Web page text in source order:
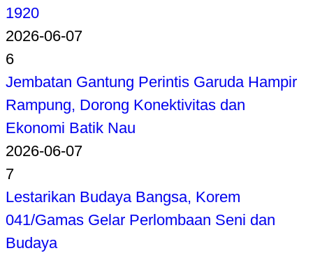
1920
2026-06-07
6
Jembatan Gantung Perintis Garuda Hampir
Rampung, Dorong Konektivitas dan
Ekonomi Batik Nau
2026-06-07
7
Lestarikan Budaya Bangsa, Korem
041/Gamas Gelar Perlombaan Seni dan
Budaya